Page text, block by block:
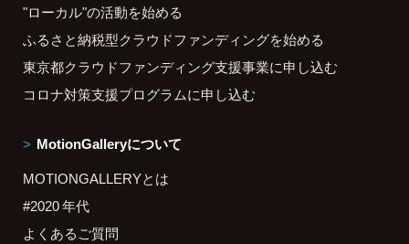
"ローカル"の活動を始める
ふるさと納税型クラウドファンディングを始める
東京都クラウドファンディング支援事業に申し込む
コロナ対策支援プログラムに申し込む
MotionGalleryについて
MOTIONGALLERYとは
#2020 年代
よくあるご質問